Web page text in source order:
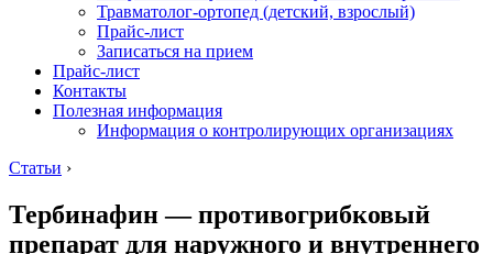
Травматолог-ортопед (детский, взрослый)
Прайс-лист
Записаться на прием
Прайс-лист
Контакты
Полезная информация
Информация о контролирующих организациях
Статьи ›
Тербинафин — противогрибковый
препарат для наружного и внутреннего